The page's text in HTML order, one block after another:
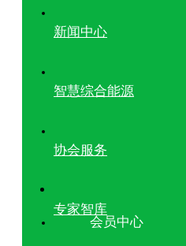
新闻中心
智慧综合能源
协会服务
专家智库
会员中心